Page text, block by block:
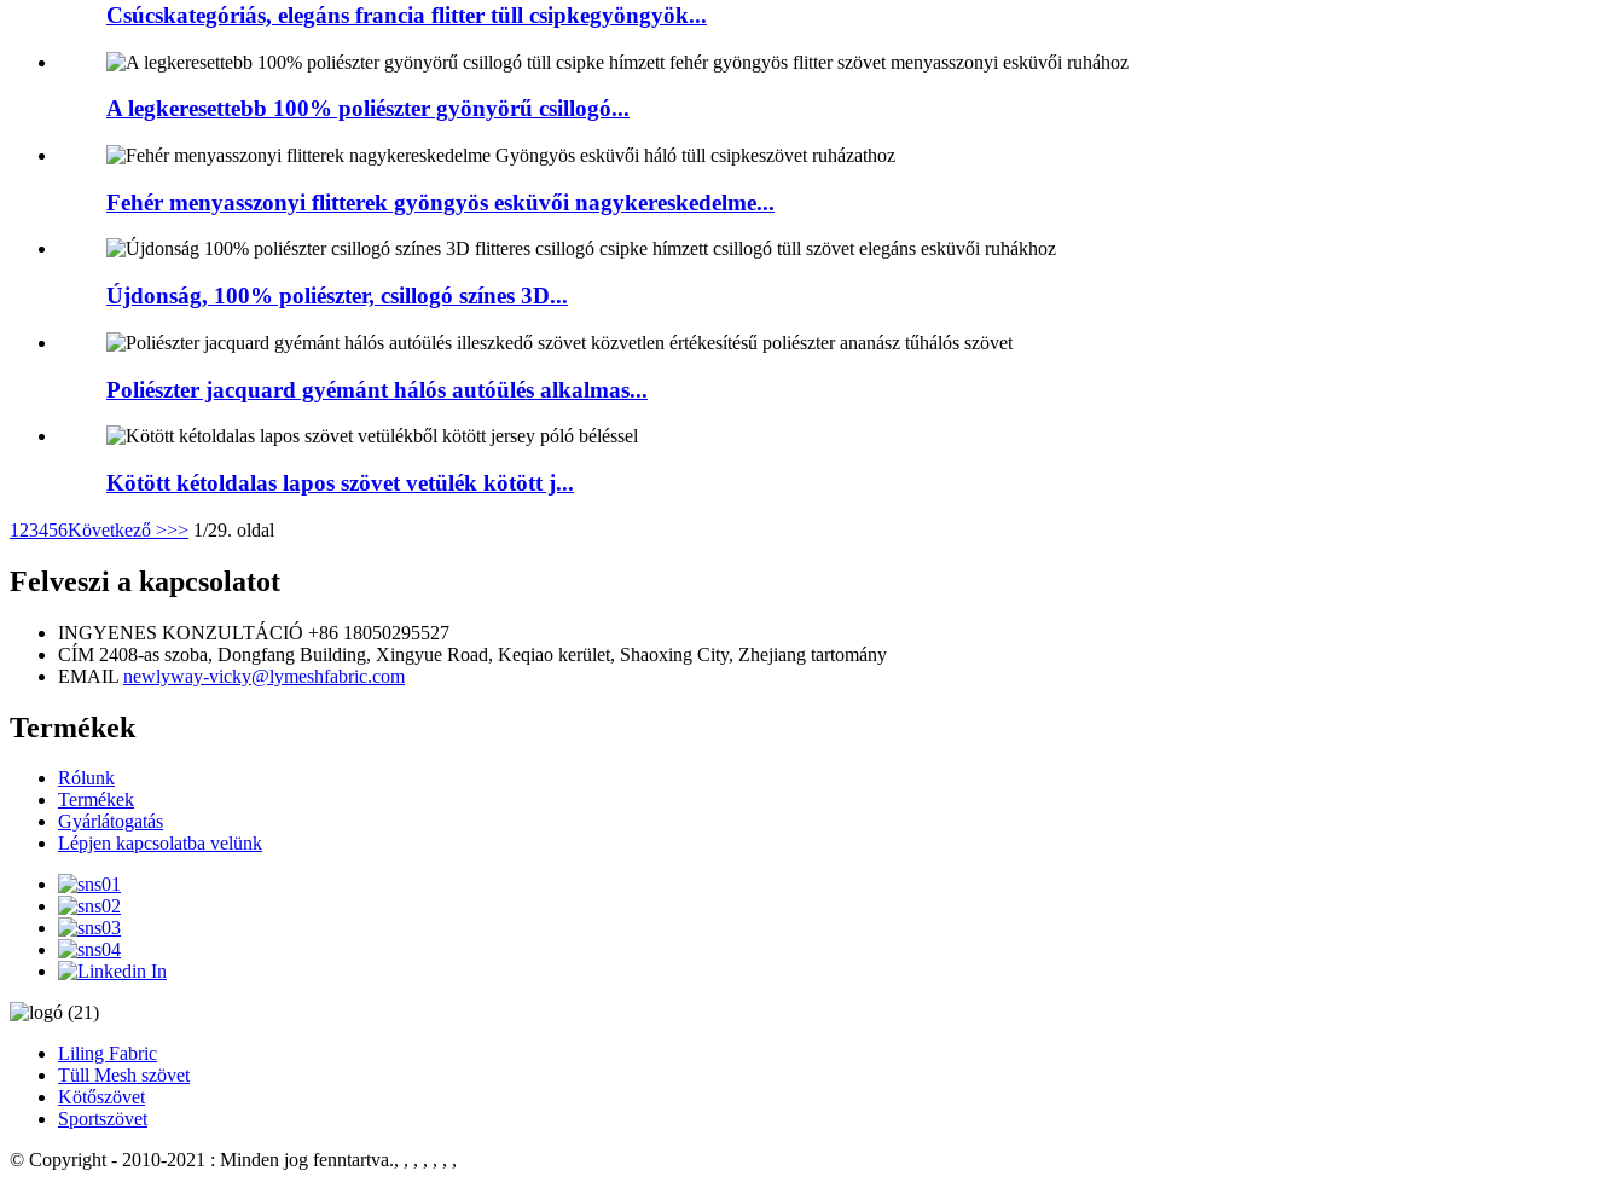
Csúcskategóriás, elegáns francia flitter tüll csipkegyöngyök...
A legkeresettebb 100% poliészter gyönyörű csillogó...
Fehér menyasszonyi flitterek gyöngyös esküvői nagykereskedelme...
Újdonság, 100% poliészter, csillogó színes 3D...
Poliészter jacquard gyémánt hálós autóülés alkalmas...
Kötött kétoldalas lapos szövet vetülék kötött j...
1 23456Következő >>> 1/29. oldal
Felveszi a kapcsolatot
INGYENES KONZULTÁCIÓ +86 18050295527
CÍM 2408-as szoba, Dongfang Building, Xingyue Road, Keqiao kerület, Shaoxing City, Zhejiang tartomány
EMAIL newlyway-vicky@lymeshfabric.com
Termékek
Rólunk
Termékek
Gyárlátogatás
Lépjen kapcsolatba velünk
Liling Fabric
Tüll Mesh szövet
Kötőszövet
Sportszövet
© Copyright - 2010-2021 : Minden jog fenntartva., , , , , , ,